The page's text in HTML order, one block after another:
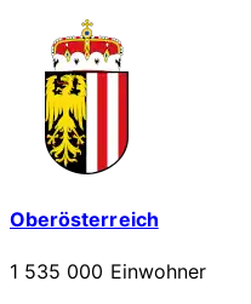
Oberösterreich
1 535 000 Einwohner